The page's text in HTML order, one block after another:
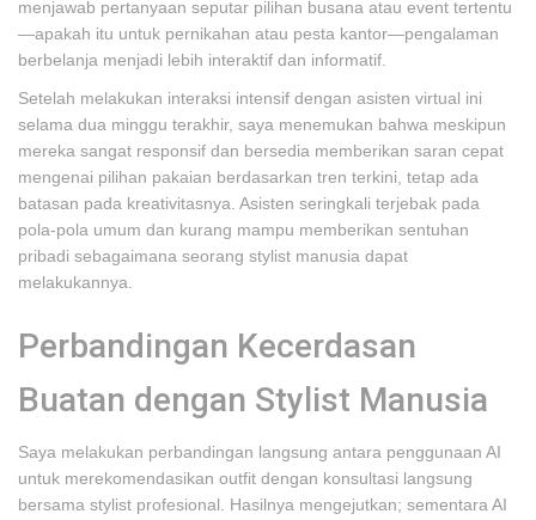
menjawab pertanyaan seputar pilihan busana atau event tertentu
—apakah itu untuk pernikahan atau pesta kantor—pengalaman
berbelanja menjadi lebih interaktif dan informatif.
Setelah melakukan interaksi intensif dengan asisten virtual ini
selama dua minggu terakhir, saya menemukan bahwa meskipun
mereka sangat responsif dan bersedia memberikan saran cepat
mengenai pilihan pakaian berdasarkan tren terkini, tetap ada
batasan pada kreativitasnya. Asisten seringkali terjebak pada
pola-pola umum dan kurang mampu memberikan sentuhan
pribadi sebagaimana seorang stylist manusia dapat
melakukannya.
Perbandingan Kecerdasan
Buatan dengan Stylist Manusia
Saya melakukan perbandingan langsung antara penggunaan AI
untuk merekomendasikan outfit dengan konsultasi langsung
bersama stylist profesional. Hasilnya mengejutkan; sementara AI